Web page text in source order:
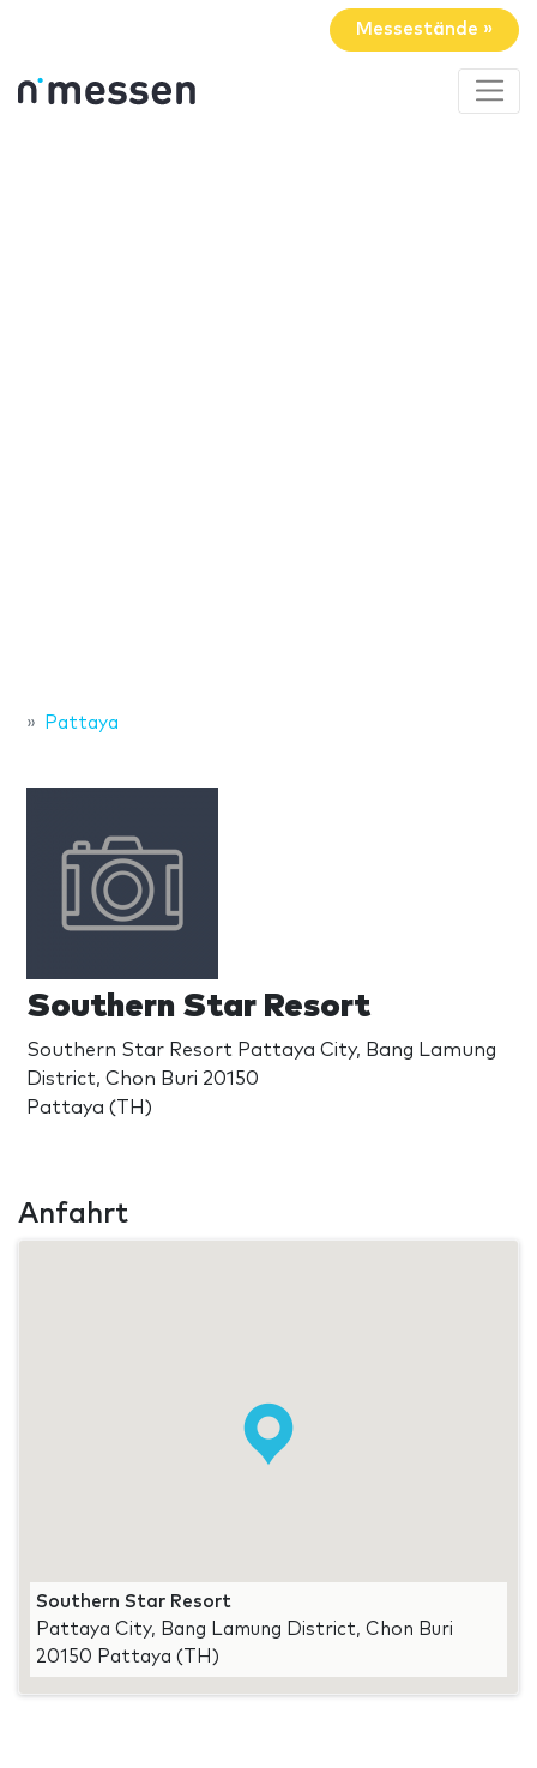
Messestände »
Pattaya
Southern Star Resort
Southern Star Resort Pattaya City, Bang Lamung
District, Chon Buri 20150
Pattaya (TH)
Anfahrt
Southern Star Resort
Pattaya City, Bang Lamung District, Chon Buri
20150 Pattaya (TH)